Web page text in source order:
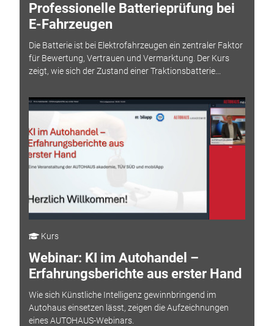
Professionelle Batterieprüfung bei
E-Fahrzeugen
Die Batterie ist bei Elektrofahrzeugen ein zentraler Faktor
für Bewertung, Vertrauen und Vermarktung. Der Kurs
zeigt, wie sich der Zustand einer Traktionsbatterie...
Kurs
Webinar: KI im Autohandel –
Erfahrungsberichte aus erster Hand
Wie sich Künstliche Intelligenz gewinnbringend im
Autohaus einsetzen lässt, zeigen die Aufzeichnungen
eines AUTOHAUS-Webinars.